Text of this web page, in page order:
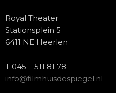
Royal Theater
Stationsplein 5
6411 NE Heerlen
T 045 – 511 81 78
info@filmhuisdespiegel.nl